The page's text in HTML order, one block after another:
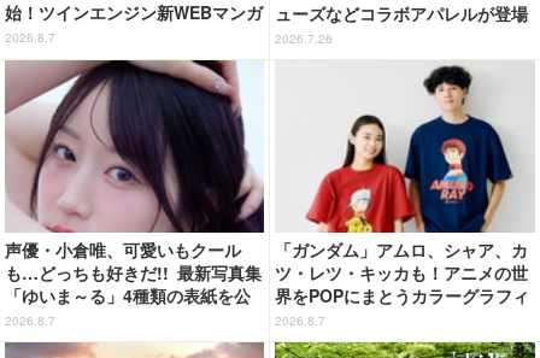
始！ツインエンジン新WEBマンガ
レーベル「ビビビコミック」創刊
2026.8.7
ューズなどコラボアパレルが登場
♪
2026.7.26
声優・小倉唯、可愛いもクール
も…どっちも好きだ!! 最新写真集
「ゆいま～る」4種類の表紙を公
開！「成長した私の姿を楽しんで
いただけたら」
2026.8.7
「ガンダム」アムロ、シャア、カ
ツ・レツ・キッカも！アニメの世
界をPOPにまとうカラーグラフィ
ックTシャツが新登場
2026.8.7